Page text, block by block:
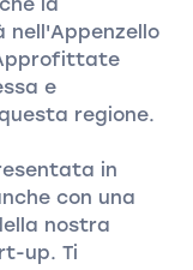
e
regione.
in
con una
nostra
up. Ti